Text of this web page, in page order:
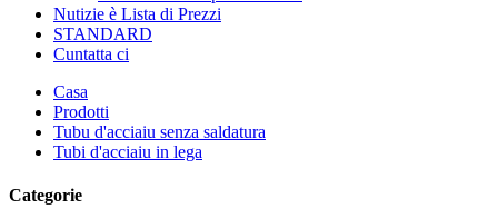
Nutizie è Lista di Prezzi
STANDARD
Cuntatta ci
Casa
Prodotti
Tubu d'acciaiu senza saldatura
Tubi d'acciaiu in lega
Categorie